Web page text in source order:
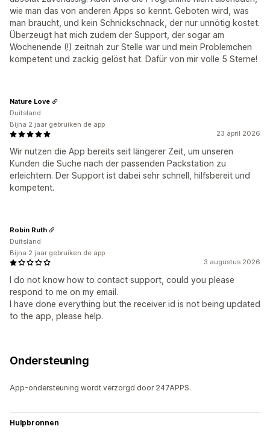
wie man das von anderen Apps so kennt. Geboten wird, was
man braucht, und kein Schnickschnack, der nur unnötig kostet.
Überzeugt hat mich zudem der Support, der sogar am
Wochenende (!) zeitnah zur Stelle war und mein Problemchen
kompetent und zackig gelöst hat. Dafür von mir volle 5 Sterne!
23 april 2026
Wir nutzen die App bereits seit längerer Zeit, um unseren
Kunden die Suche nach der passenden Packstation zu
erleichtern. Der Support ist dabei sehr schnell, hilfsbereit und
kompetent.
Nature Love
Duitsland
Bijna 2 jaar gebruiken de app
3 augustus 2026
I do not know how to contact support, could you please
respond to me on my email.
I have done everything but the receiver id is not being updated
to the app, please help.
Robin Ruth
Duitsland
Bijna 2 jaar gebruiken de app
Ondersteuning
App-ondersteuning wordt verzorgd door 247APPS.
Hulpbronnen